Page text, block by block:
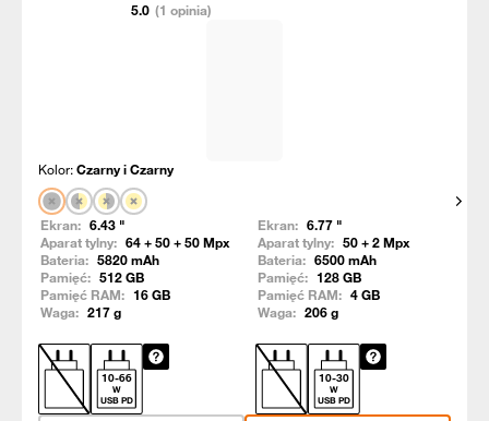
5.0 (1 opinia)
Kolor:Czarny i Czarny
Ekran: 6.43 "
Aparat tylny: 64 + 50 + 50Mpx
Bateria: 5820mAh
Pamięć: 512GB
Pamięć RAM: 16GB
Waga: 217g
10-66
W
USB PD
Ekran: 6.77 "
Aparat tylny: 50 + 2Mpx
Bateria: 6500mAh
Pamięć: 128GB
Pamięć RAM: 4GB
Waga: 206g
10-30
W
USB PD